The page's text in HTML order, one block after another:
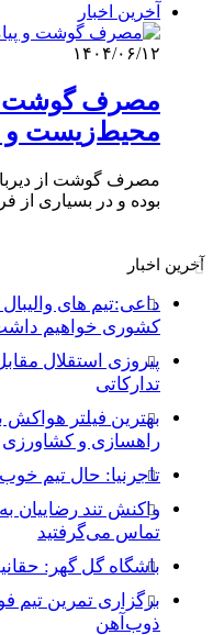
آخرین اخبار
۱۴۰۴/۰۶/۱۲
مصرف گوشت و
محیط‌زیست و
مصرف گوشت از
بوده و در بسیاری از
آخرین اخبار
داعی:تیم های
کشوری خواهیم
پیروزی استقلال
تدارکاتی
بهترین فیلتر
راهسازی و کشاورزی
تاجرنیا: حال تیم
واکنش تند رضاییان
تماس می‌گرفتید
باشگاه گل گهر:
برگزاری تمرین تیم
ذوب‌آهن